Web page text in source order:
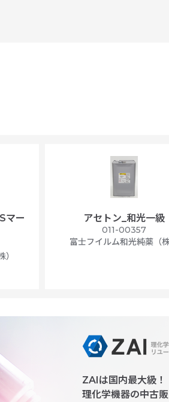
マー
アセトン_和光一級
011-00357
富士フイルム和光純薬（株
ZAIは国内最大級！
理化学機器の中古販